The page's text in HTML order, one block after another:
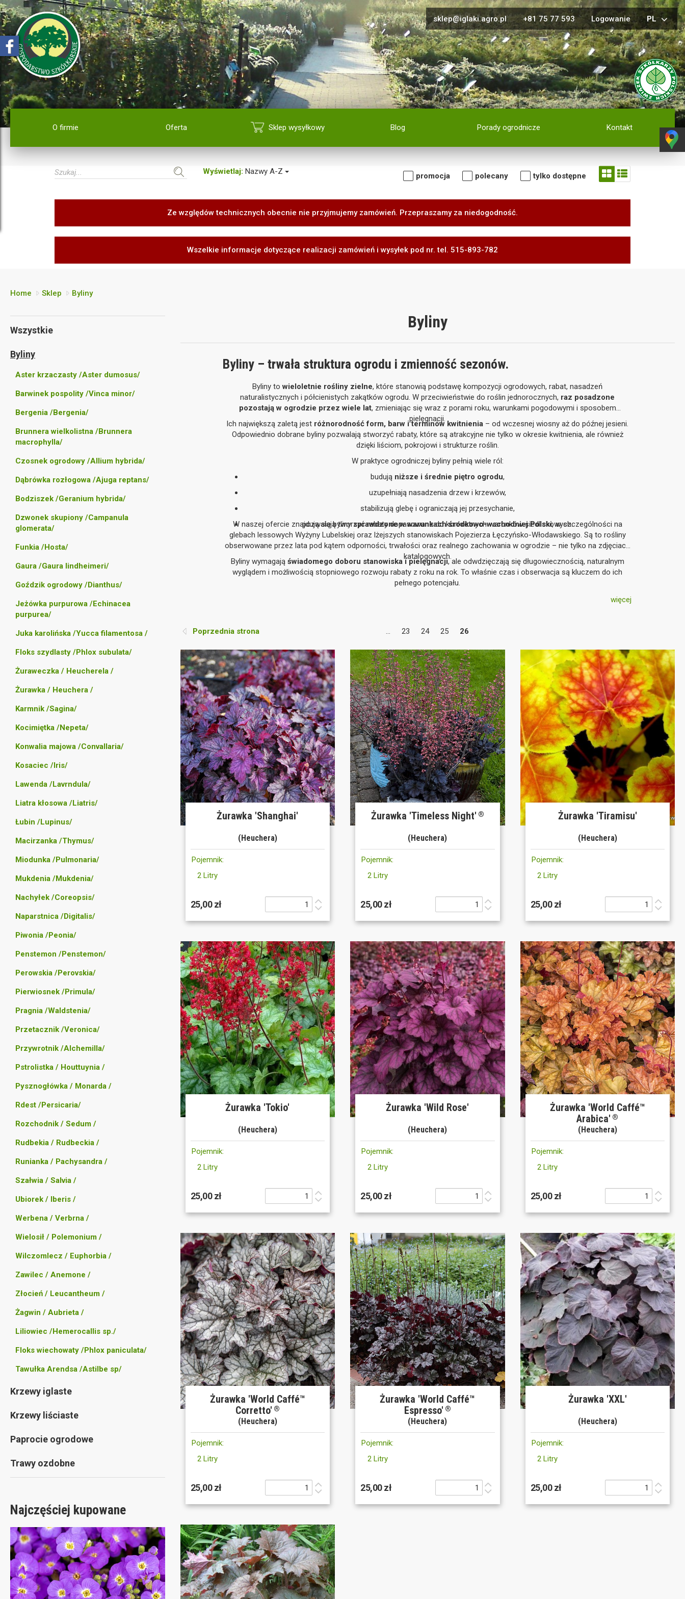
sklep@iglaki.agro.pl +81 75 77 593 Logowanie PL
O firmie Oferta Sklep wysyłkowy Blog Porady ogrodnicze Kontakt
Wyświetlaj: Nazwy A-Z promocja polecany tylko dostępne
Ze względów technicznych obecnie nie przyjmujemy zamówień. Przepraszamy za niedogodność.
Wszelkie informacje dotyczące realizacji zamówień i wysyłek pod nr. tel. 515-893-782
Home Sklep Byliny
Wszystkie
Byliny
Aster krzaczasty /Aster dumosus/
Barwinek pospolity /Vinca minor/
Bergenia /Bergenia/
Brunnera wielkolistna /Brunnera
macrophylla/
Czosnek ogrodowy /Allium hybrida/
Dąbrówka rozłogowa /Ajuga reptans/
Bodziszek /Geranium hybrida/
Dzwonek skupiony /Campanula
glomerata/
Funkia /Hosta/
Gaura /Gaura lindheimeri/
Goździk ogrodowy /Dianthus/
Jeżówka purpurowa /Echinacea
purpurea/
Juka karolińska /Yucca filamentosa /
Floks szydlasty /Phlox subulata/
Żuraweczka / Heucherela /
Żurawka / Heuchera /
Karmnik /Sagina/
Kocimiętka /Nepeta/
Konwalia majowa /Convallaria/
Kosaciec /Iris/
Lawenda /Lavrndula/
Liatra kłosowa /Liatris/
Łubin /Lupinus/
Macirzanka /Thymus/
Miodunka /Pulmonaria/
Mukdenia /Mukdenia/
Nachyłek /Coreopsis/
Naparstnica /Digitalis/
Piwonia /Peonia/
Penstemon /Penstemon/
Perowskia /Perovskia/
Pierwiosnek /Primula/
Pragnia /Waldstenia/
Przetacznik /Veronica/
Przywrotnik /Alchemilla/
Pstrolistka / Houttuynia /
Pysznogłówka / Monarda /
Rdest /Persicaria/
Rozchodnik / Sedum /
Rudbekia / Rudbeckia /
Runianka / Pachysandra /
Szałwia / Salvia /
Ubiorek / Iberis /
Werbena / Verbrna /
Wielosił / Polemonium /
Wilczomlecz / Euphorbia /
Zawilec / Anemone /
Złocień / Leucantheum /
Żagwin / Aubrieta /
Liliowiec /Hemerocallis sp./
Floks wiechowaty /Phlox paniculata/
Tawułka Arendsa /Astilbe sp/
Krzewy iglaste
Krzewy liściaste
Paprocie ogrodowe
Trawy ozdobne
Najczęściej kupowane
Byliny
Byliny – trwała struktura ogrodu i zmienność sezonów.
Byliny towieloletnie rośliny zielne, które stanowią podstawę kompozycji ogrodowych, rabat, nasadzeń
naturalistycznych i półcienistych zakątków ogrodu. W przeciwieństwie do roślin jednorocznych, raz posadzone
pozostają w ogrodzie przez wiele lat, zmieniając się wraz z porami roku, warunkami pogodowymi i sposobem
pielęgnacji.
Ich największą zaletą jest różnorodność form, barw i terminów kwitnienia – od wczesnej wiosny aż do późnej jesieni.
Odpowiednio dobrane byliny pozwalają stworzyć rabaty, które są atrakcyjne nie tylko w okresie kwitnienia, ale również
dzięki liściom, pokrojowi i strukturze roślin.
W praktyce ogrodniczej byliny pełnią wiele ról:
budują niższe i średnie piętro ogrodu,
uzupełniają nasadzenia drzew i krzewów,
stabilizują glebę i ograniczają jej przesychanie,
pozwalają tworzyć rabaty dopasowane do konkretnych warunków siedliskowych.
W naszej ofercie znajdują się bylinysprawdzone w warunkach środkowo-wschodniej Polski, w szczególności na
glebach lessowych Wyżyny Lubelskiej oraz lżejszych stanowiskach Pojezierza Łęczyńsko-Włodawskiego. Są to rośliny
obserwowane przez lata pod kątem odporności, trwałości oraz realnego zachowania w ogrodzie – nie tylko na zdjęciach
katalogowych.
Byliny wymagają świadomego doboru stanowiska i pielęgnacji, ale odwdzięczają się długowiecznością, naturalnym
wyglądem i możliwością stopniowego rozwoju rabaty z roku na rok. To właśnie czas i obserwacja są kluczem do ich
pełnego potencjału.
więcej
Poprzednia strona ... 23 24 25 26
Żurawka 'Shanghai'
(Heuchera)
Pojemnik:
2 Litry
25,00 zł
Żurawka 'Timeless Night' ®
(Heuchera)
Pojemnik:
2 Litry
25,00 zł
Żurawka 'Tiramisu'
(Heuchera)
Pojemnik:
2 Litry
25,00 zł
Żurawka 'Tokio'
(Heuchera)
Pojemnik:
2 Litry
25,00 zł
Żurawka 'Wild Rose'
(Heuchera)
Pojemnik:
2 Litry
25,00 zł
Żurawka 'World Caffé™
Arabica' ®
(Heuchera)
Pojemnik:
2 Litry
25,00 zł
Żurawka 'World Caffé™
Corretto' ®
(Heuchera)
Pojemnik:
2 Litry
25,00 zł
Żurawka 'World Caffé™
Espresso' ®
(Heuchera)
Pojemnik:
2 Litry
25,00 zł
Żurawka 'XXL'
(Heuchera)
Pojemnik:
2 Litry
25,00 zł